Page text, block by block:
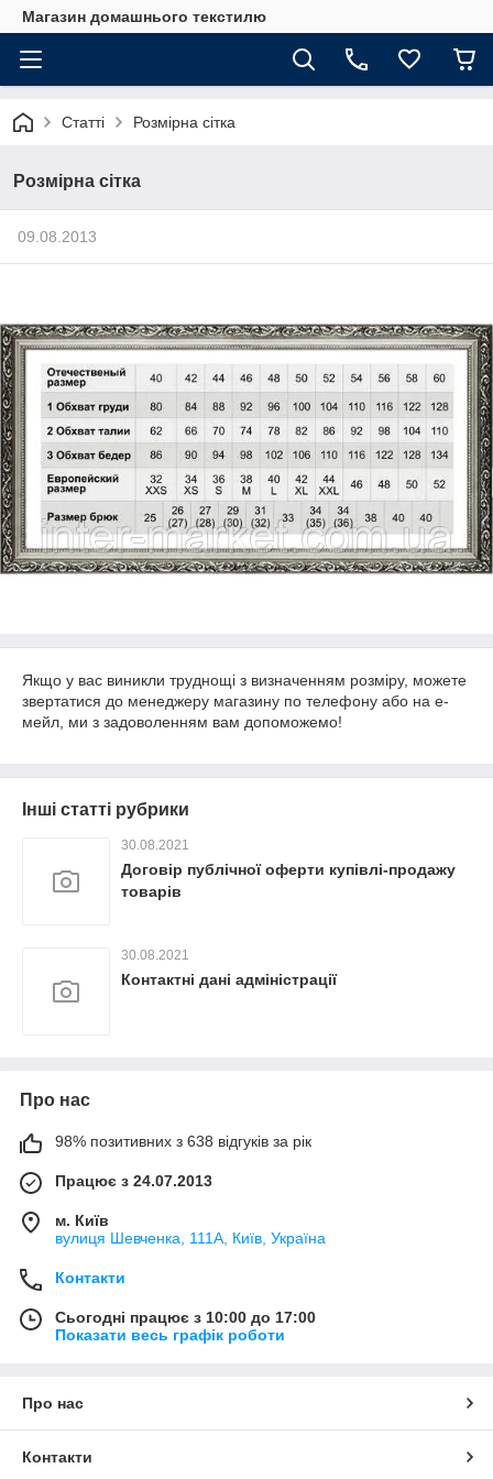
Магазин домашнього текстилю
Статті Розмірна сітка
Розмірна сітка
09.08.2013
Якщо у вас виникли труднощі з визначенням розміру, можете
звертатися до менеджеру магазину по телефону або на е-
мейл, ми з задоволенням вам допоможемо!
Інші статті рубрики
30.08.2021
Договір публічної оферти купівлі-продажу
товарів
30.08.2021
Контактні дані адміністрації
Про нас
98% позитивних з 638 відгуків за рік
Працює з 24.07.2013
м. Київ
вулиця Шевченка, 111A, Київ, Україна
Контакти
Сьогодні працює з 10:00 до 17:00
Показати весь графік роботи
Про нас
Контакти